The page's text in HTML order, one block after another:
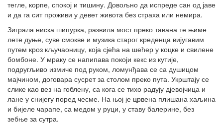
тегле, корпе, спокој и тишину. Довољно да испреде сан од јаве
и да га сит проживи у девет живота без страха или немира.
Зиграла ниска шипурка, развила мост преко тавана те њиме
лете дуње, суве смокве и музика старог креденца вијугавим
путем кроз кључаоницу, која сјећа на шећер у коцке и свилене
бомбоне. У мраку се напипава покоји кекс из кутије,
подругљиво измиче под руком, ломунђава се са душицом
мајчином, договара сусрет за столом преко пута. Укрштају се
слике као вез на гоблену, са кога се тихо радују дјевојчица и
лане у снијегу поред чесме. На њој је црвена плишана хаљина
и бијеле чарапе, са медом у руци, у ставу балерине, без
зебње за сутра.